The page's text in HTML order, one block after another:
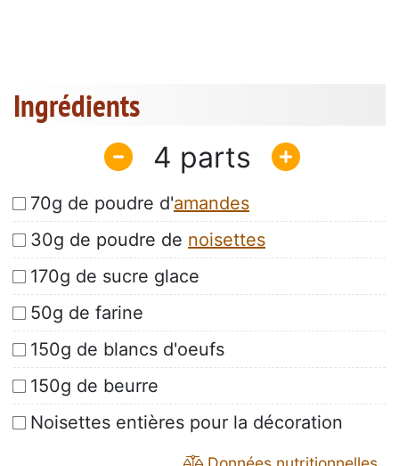
Ingrédients
4
70g de poudre d'amandes
30g de poudre de noisettes
170g de sucre glace
50g de farine
150g de blancs d'oeufs
150g de beurre
Noisettes entières pour la décoration